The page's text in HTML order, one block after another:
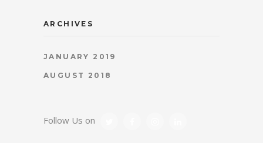
ARCHIVES
JANUARY 2019
AUGUST 2018
Follow Us on